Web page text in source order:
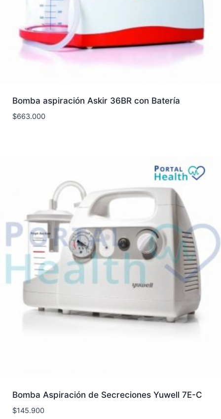
Bomba aspiración Askir 36BR con Batería
$663.000
Bomba Aspiración de Secreciones Yuwell 7E-C
$145.900